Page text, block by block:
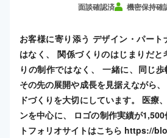
面談確認済 機密保持確
お客様に寄り添う デザイン・パー
はなく、 関係づくりのはじまりだと
りの制作ではなく、 一緒に、同じ歩
その先の展開や成長を見据えながら
ドづくりを大切にしています。 医療
ンを中心に、 ロゴの制作実績が
トフォリオサイトはこちら https://